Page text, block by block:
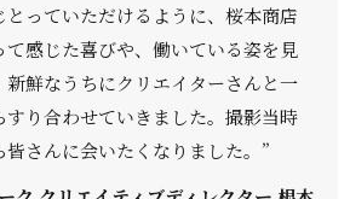
っていただけるように、桜本商店
て感じた喜びや、働いている姿を見
新鮮なうちにクリエイターさんと一
り合わせていきました。撮影当時
さんに会いたくなりました。”